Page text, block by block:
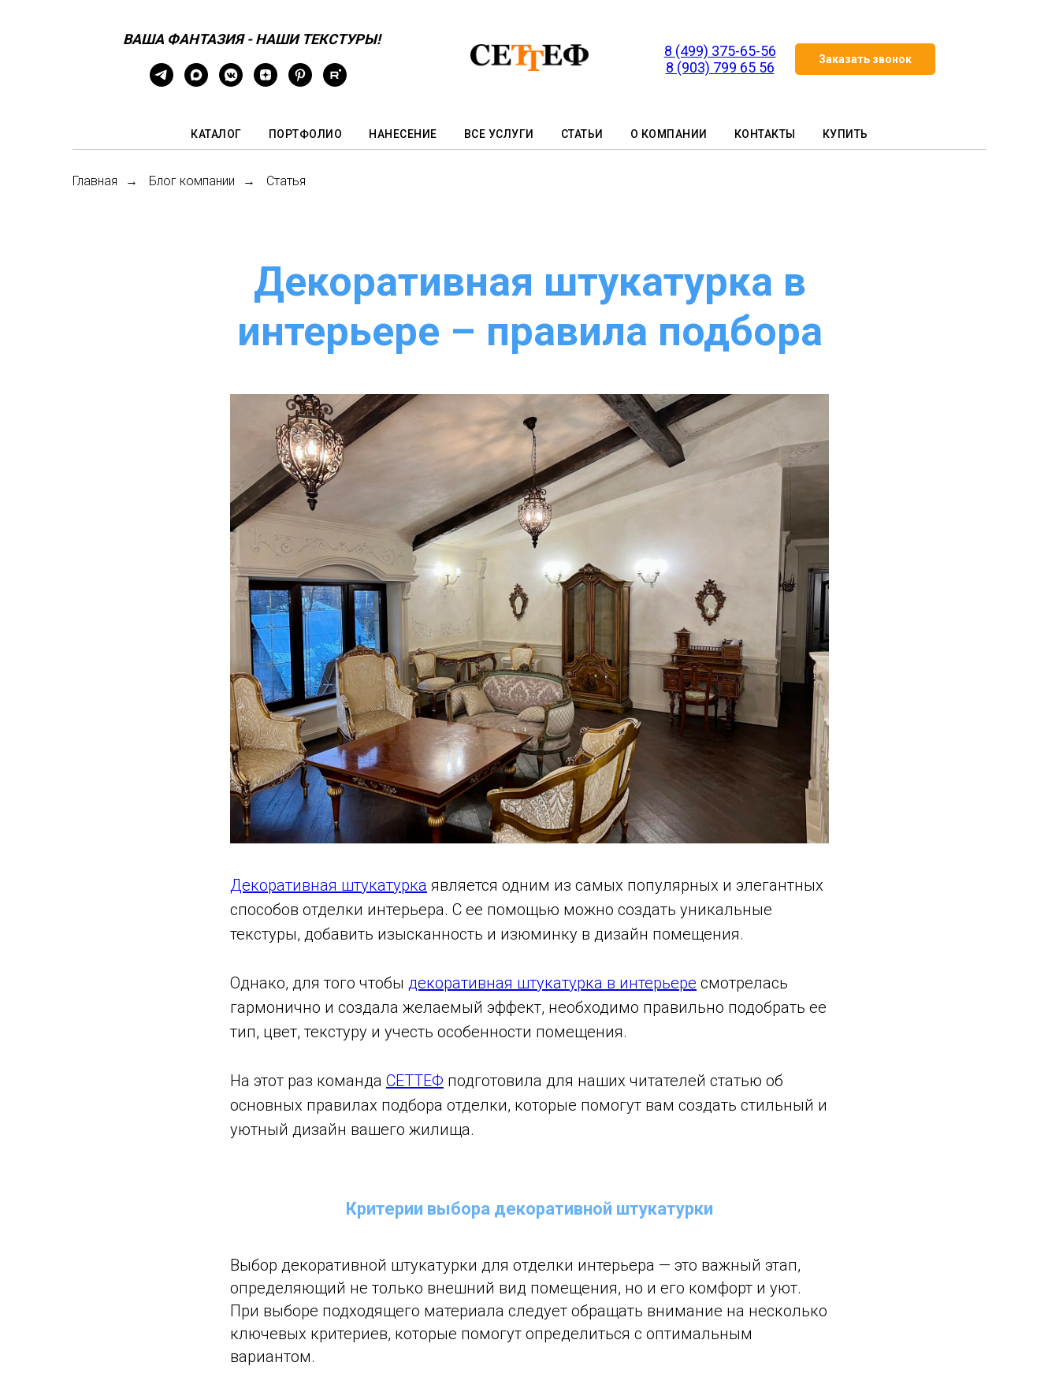
ВАША ФАНТАЗИЯ - НАШИ ТЕКСТУРЫ!
8 (499) 375-65-56
8 (903) 799 65 56
Заказать звонок
КАТАЛОГ ПОРТФОЛИО НАНЕСЕНИЕ ВСЕ УСЛУГИ СТАТЬИ О КОМПАНИИ КОНТАКТЫ КУПИТЬ
Главная → Блог компании → Статья
Декоративная штукатурка в
интерьере – правила подбора
Декоративная штукатурка является одним из самых популярных и элегантных
способов отделки интерьера. С ее помощью можно создать уникальные
текстуры, добавить изысканность и изюминку в дизайн помещения.
Однако, для того чтобы декоративная штукатурка в интерьере смотрелась
гармонично и создала желаемый эффект, необходимо правильно подобрать ее
тип, цвет, текстуру и учесть особенности помещения.
На этот раз команда СЕТТЕФ подготовила для наших читателей статью об
основных правилах подбора отделки, которые помогут вам создать стильный и
уютный дизайн вашего жилища.
Критерии выбора декоративной штукатурки
Выбор декоративной штукатурки для отделки интерьера — это важный этап,
определяющий не только внешний вид помещения, но и его комфорт и уют.
При выборе подходящего материала следует обращать внимание на несколько
ключевых критериев, которые помогут определиться с оптимальным
вариантом.